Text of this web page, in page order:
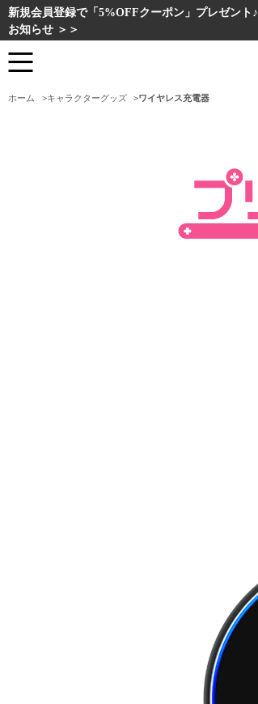
新規会員登録で「5%OFFクーポン」プレゼント♪
お知らせ ＞＞
ホーム >キャラクターグッズ >ワイヤレス充電器